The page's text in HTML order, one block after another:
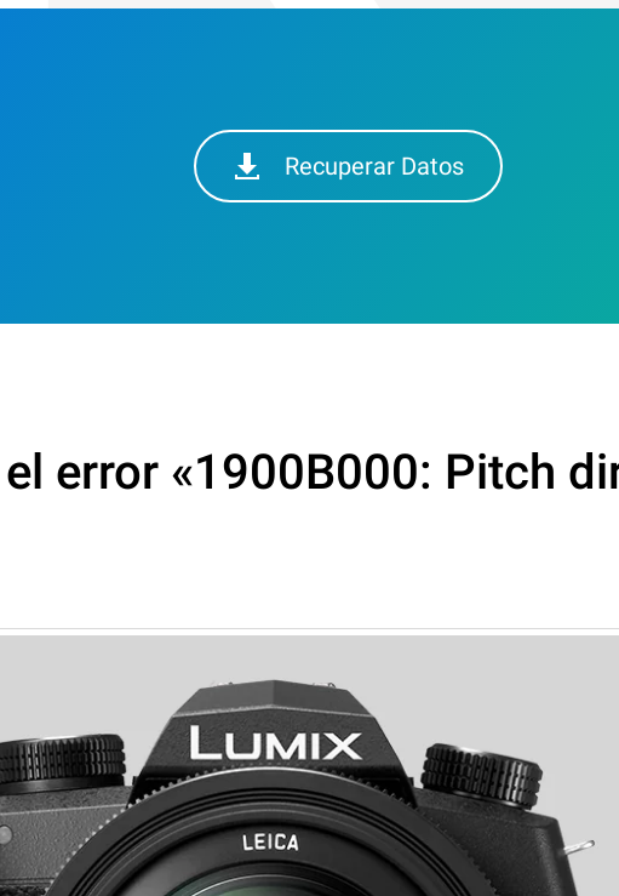
Recuperar Datos
error «1900B000: Pitch